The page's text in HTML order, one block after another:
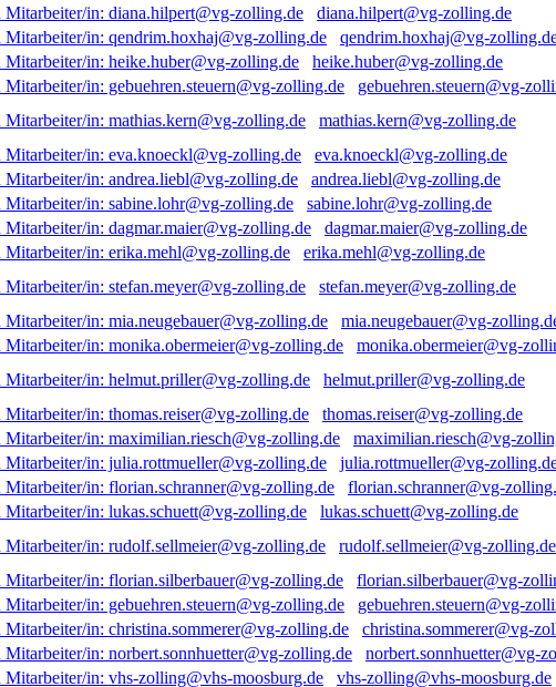
diana.hilpert@vg-zolling.de
qendrim.hoxhaj@vg-
heike.huber@vg-zolling.de
gebuehren.steuern@vg-
mathias.kern@vg-zolling.de
eva.knoeckl@vg-zolling.de
andrea.liebl@vg-zolling.de
sabine.lohr@vg-zolling.de
dagmar.maier@vg-zolling.de
erika.mehl@vg-zolling.de
stefan.meyer@vg-zolling.de
mia.neugebauer@vg-
monika.obermeier@vg-
helmut.priller@vg-zolling.de
thomas.reiser@vg-zolling.de
maximilian.riesch@vg-
julia.rottmueller@vg-
florian.schranner@vg-
lukas.schuett@vg-zolling.de
rudolf.sellmeier@vg-zolling.de
florian.silberbauer@vg-
gebuehren.steuern@vg-
christina.sommerer@vg-
norbert.sonnhuetter@vg-
vhs-zolling@vhs-moosburg.de